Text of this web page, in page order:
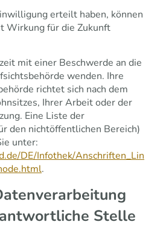
erteilt haben, können
Wirkung für die Zukunft
mit einer Beschwerde an die
wenden. Ihre
richtet sich nach dem
Ihrer Arbeit oder der
Eine Liste der
den nichtöffentlichen Bereich)
unter:
DE/Infothek/Anschriften_Lin
.
Stelle